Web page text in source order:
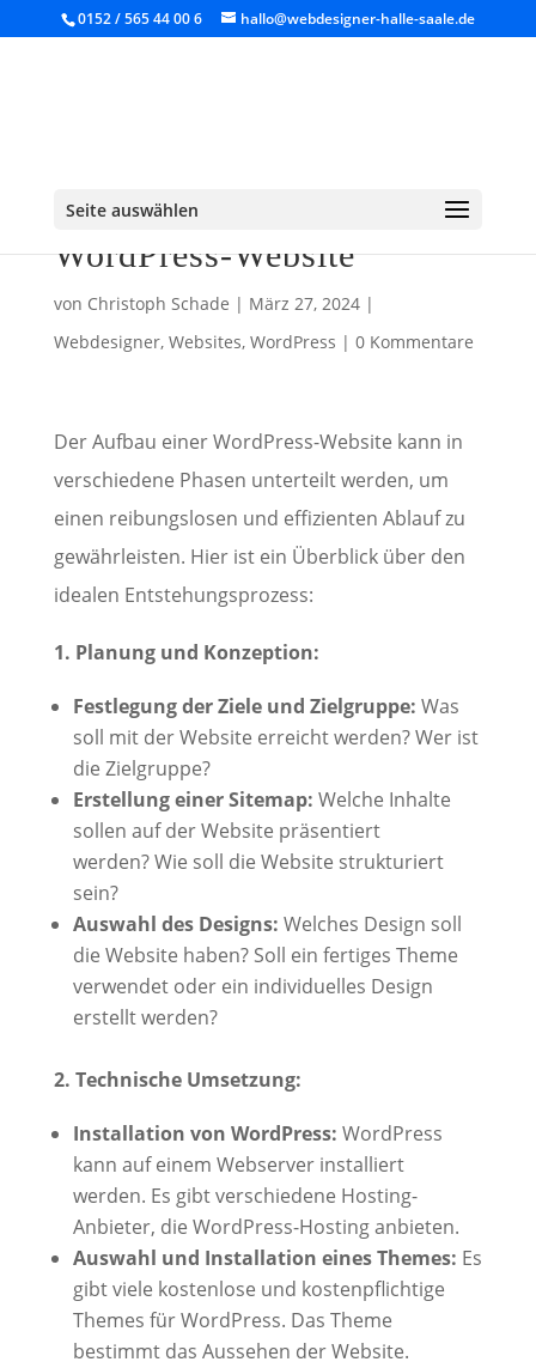
0152 / 565 44 00 6 hallo@webdesigner-halle-saale.de
Seite auswählen
Entstehungsprozess einer
WordPress-Website
von Christoph Schade | März 27, 2024|
Webdesigner, Websites, WordPress | 0 Kommentare
Der Aufbau einer WordPress-Website kann in
verschiedene Phasen unterteilt werden, um
einen reibungslosen und effizienten Ablauf zu
gewährleisten. Hier ist ein Überblick über den
idealen Entstehungsprozess:
1. Planung und Konzeption:
Festlegung der Ziele und Zielgruppe: Was
soll mit der Website erreicht werden? Wer ist
die Zielgruppe?
Erstellung einer Sitemap: Welche Inhalte
sollen auf der Website präsentiert
werden? Wie soll die Website strukturiert
sein?
Auswahl des Designs: Welches Design soll
die Website haben? Soll ein fertiges Theme
verwendet oder ein individuelles Design
erstellt werden?
2. Technische Umsetzung:
Installation von WordPress: WordPress
kann auf einem Webserver installiert
werden. Es gibt verschiedene Hosting-
Anbieter, die WordPress-Hosting anbieten.
Auswahl und Installation eines Themes: Es
gibt viele kostenlose und kostenpflichtige
Themes für WordPress. Das Theme
bestimmt das Aussehen der Website.